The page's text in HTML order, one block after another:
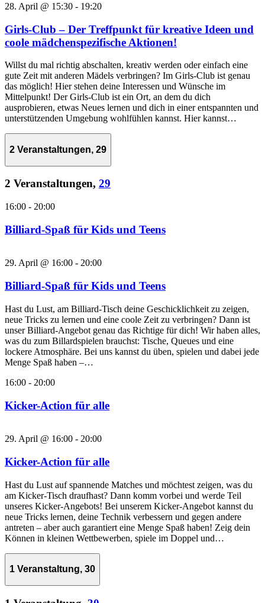
28. April @ 15:30 - 19:20
Girls-Club – Der Treffpunkt für kreative Ideen und
coole mädchenspezifische Aktionen!
Willst du mal richtig abschalten, kreativ werden oder einfach eine
gute Zeit mit anderen Mädels verbringen? Im Girls-Club ist genau
das möglich! Hier stehen deine Interessen und Wünsche im
Mittelpunkt! Der Girls-Club ist ein Ort, an dem du dich
ausprobieren, etwas Neues lernen und dich in einer entspannten und
unterstützenden Umgebung wohlfühlen kannst. Hier kannst…
2 Veranstaltungen, 29
2 Veranstaltungen, 29
16:00 - 20:00
Billiard-Spaß für Kids und Teens
29. April @ 16:00 - 20:00
Billiard-Spaß für Kids und Teens
Hast du Lust, am Billiard-Tisch deine Geschicklichkeit zu zeigen,
neue Tricks zu lernen und eine coole Zeit zu verbringen? Dann ist
unser Billiard-Angebot genau das Richtige für dich! Wir haben alles,
was du zum Billardspielen brauchst: Tische, Queues und eine
lockere Atmosphäre. Bei uns kannst du üben, spielen und dabei jede
Menge Spaß haben –…
16:00 - 20:00
Kicker-Action für alle
29. April @ 16:00 - 20:00
Kicker-Action für alle
Hast du Lust auf spannende Matches und möchtest zeigen, was du
am Kicker-Tisch draufhast? Dann komm vorbei und werde Teil
unseres Kicker-Angebots! Bei unserem Kicker-Angebot kannst du
neue Tricks lernen, deine Technik verbessern und gegen andere
antreten – aber auch garantiert eine Menge Spaß haben! Zeig dein
Können in kleinen Wettbewerben, spiele im Doppel und…
1 Veranstaltung, 30